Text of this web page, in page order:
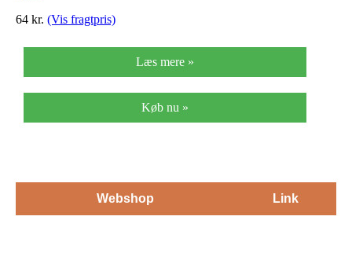
64 kr. (Vis fragtpris)
Læs mere »
Køb nu »
Webshop Link